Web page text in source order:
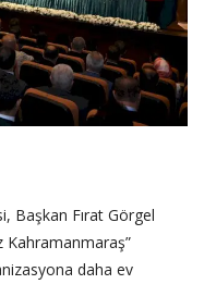
Başkan Fırat Görgel
Kahramanmaraş”
daha ev